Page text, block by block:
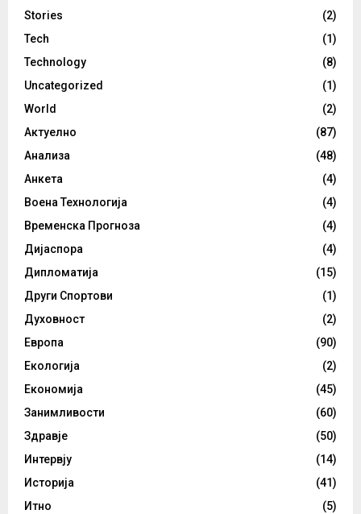
Stories
(2)
Tech
(1)
Technology
(8)
Uncategorized
(1)
World
(2)
Актуелно
(87)
Анализа
(48)
Анкета
(4)
Воена Технологија
(4)
Временска Прогноза
(4)
Дијаспора
(4)
Дипломатија
(15)
Други Спортови
(1)
Духовност
(2)
Европа
(90)
Екологија
(2)
Економија
(45)
Занимливости
(60)
Здравје
(50)
Интервју
(14)
Историја
(41)
Итно
(5)